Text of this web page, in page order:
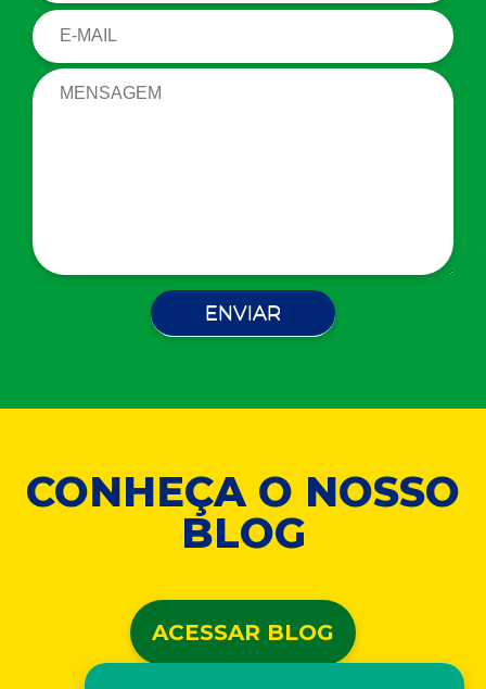
CONHEÇA O NOSSO
BLOG
ACESSAR BLOG